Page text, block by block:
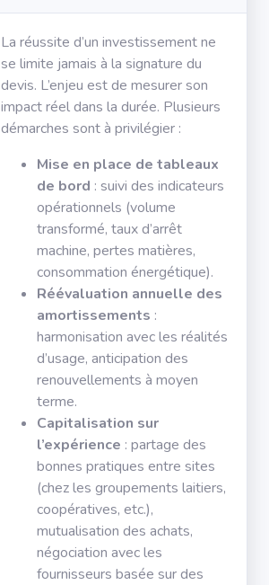
La réussite d’un investissement ne
se limite jamais à la signature du
devis. L’enjeu est de mesurer son
impact réel dans la durée. Plusieurs
démarches sont à privilégier :
Mise en place de tableaux
de bord : suivi des indicateurs
opérationnels (volume
transformé, taux d’arrêt
machine, pertes matières,
consommation énergétique).
Réévaluation annuelle des
amortissements :
harmonisation avec les réalités
d’usage, anticipation des
renouvellements à moyen
terme.
Capitalisation sur
l’expérience : partage des
bonnes pratiques entre sites
(chez les groupements laitiers,
coopératives, etc.),
mutualisation des achats,
négociation avec les
fournisseurs basée sur des